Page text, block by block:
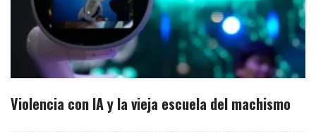
Violencia con IA y la vieja escuela del machismo